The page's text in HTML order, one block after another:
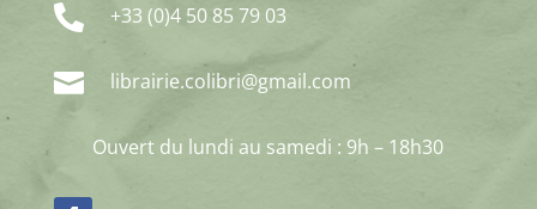
 +33 (0)4 50 85 79 03
 librairie.colibri@gmail.com
Ouvert du lundi au samedi : 9h – 18h30